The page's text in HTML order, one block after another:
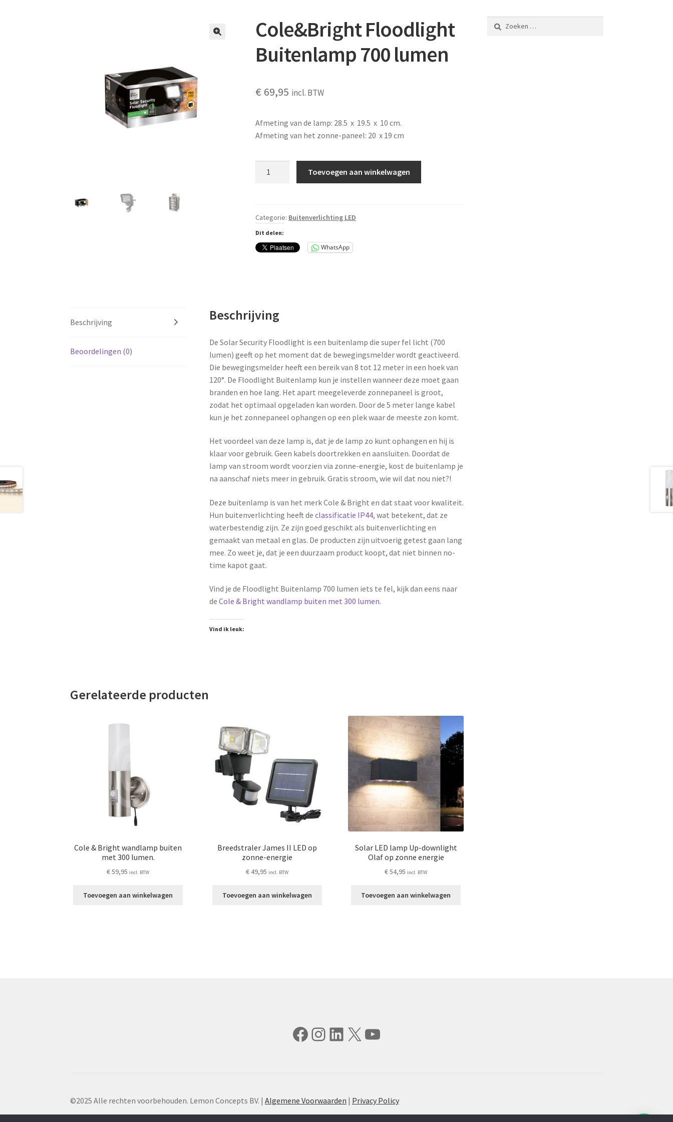
Cole&Bright Floodlight
Buitenlamp 700 lumen
€ 69,95 incl. BTW
Afmeting van de lamp: 28.5 x 19.5 x 10 cm.
Afmeting van het zonne-paneel: 20 x 19 cm
lumen
aantal
Toevoegen aan winkelwagen
Categorie: Buitenverlichting LED
Dit delen:
WhatsApp
Beschrijving
Beoordelingen (0)
Beschrijving
De Solar Security Floodlight is een buitenlamp die super fel licht (700
lumen) geeft op het moment dat de bewegingsmelder wordt geactiveerd.
Die bewegingsmelder heeft een bereik van 8 tot 12 meter in een hoek van
120°. De Floodlight Buitenlamp kun je instellen wanneer deze moet gaan
branden en hoe lang. Het apart meegeleverde zonnepaneel is groot,
zodat het optimaal opgeladen kan worden. Door de 5 meter lange kabel
kun je het zonnepaneel ophangen op een plek waar de meeste zon komt.
Het voordeel van deze lamp is, dat je de lamp zo kunt ophangen en hij is
klaar voor gebruik. Geen kabels doortrekken en aansluiten. Doordat de
lamp van stroom wordt voorzien via zonne-energie, kost de buitenlamp je
na aanschaf niets meer in gebruik. Gratis stroom, wie wil dat nou niet?!
Deze buitenlamp is van het merkCole & Bright en dat staat voor kwaliteit.
Hun buitenverlichting heeft de classificatie IP44, wat betekent, dat ze
waterbestendig zijn. Ze zijn goed geschikt als buitenverlichting en
gemaakt van metaal en glas. De producten zijn uitvoerig getest gaan lang
mee. Zo weet je, dat je een duurzaam product koopt, dat niet binnen no-
time kapot gaat.
Vind je de Floodlight Buitenlamp 700 lumen iets te fel, kijk dan eens naar
de Cole & Bright wandlamp buiten met 300 lumen.
Vind ik leuk:
Gerelateerde producten
Cole & Bright wandlamp buiten
met 300 lumen.
€59,95 incl. BTW
Toevoegen aan winkelwagen
Breedstraler James II LED op
zonne-energie
€49,95 incl. BTW
Toevoegen aan winkelwagen
Solar LED lamp Up-downlight
Olaf op zonne energie
€54,95 incl. BTW
Toevoegen aan winkelwagen
Zoeken
naar:
Facebook
Instagram
LinkedIn
X YouTube
©2025 Alle rechten voorbehouden. Lemon Concepts BV. |Algemene Voorwaarden | Privacy Policy